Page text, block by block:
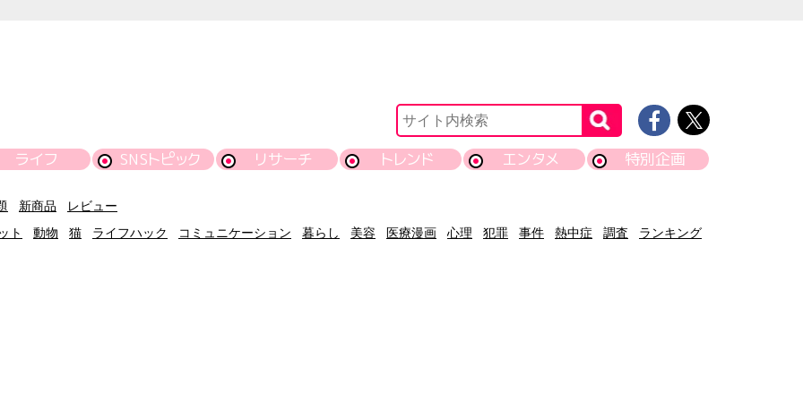
ライフ SNSトピック リサーチ トレンド エンタメ 特別企画
新商品
レビュー
ト
動物 猫 ライフハック コミュニケーション 暮らし 美容 医療漫画 心理 犯罪 事件 熱中症 調査 ランキング